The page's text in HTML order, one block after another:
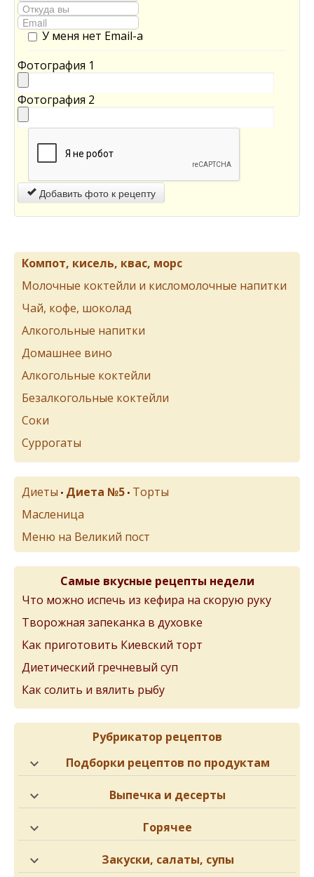
У меня нет Email-а
Фотография 1
Фотография 2
Добавить фото к рецепту
Компот, кисель, квас, морс
Молочные коктейли и кисломолочные напитки
Чай, кофе, шоколад
Алкогольные напитки
Домашнее вино
Алкогольные коктейли
Безалкогольные коктейли
Соки
Суррогаты
Диеты • Диета №5 • Торты
Масленица
Меню на Великий пост
Самые вкусные рецепты недели
Что можно испечь из кефира на скорую руку
Творожная запеканка в духовке
Как приготовить Киевский торт
Диетический гречневый суп
Как солить и вялить рыбу
Рубрикатор рецептов
Подборки рецептов по продуктам
Выпечка и десерты
Горячее
Закуски, салаты, супы